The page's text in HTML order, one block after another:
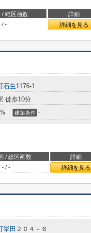
/ 総区画数 詳細
/ - 詳細を見る
石生1176-1
徒歩10分
建築条件 -
/ 総区画数 詳細
- / - 詳細を見る
挙田 ２０４－６